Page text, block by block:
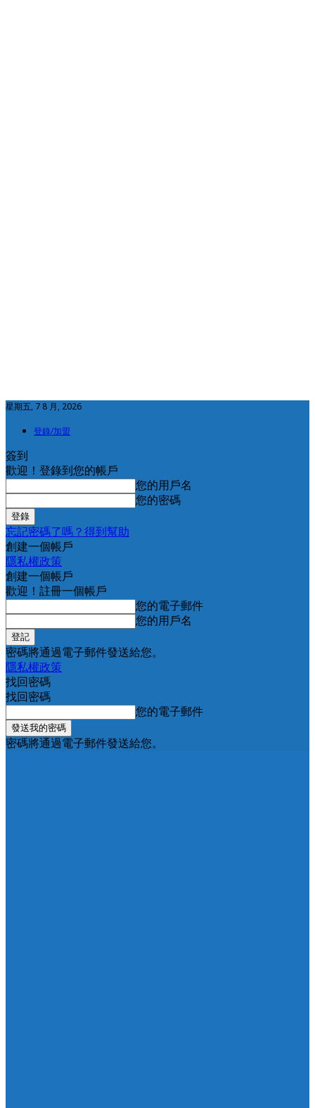
星期五, 7 8 月, 2026
登錄/加盟
簽到
歡迎！登錄到您的帳戶
您的用戶名
您的密碼
忘記密碼了嗎？得到幫助
創建一個帳戶
隱私權政策
創建一個帳戶
歡迎！註冊一個帳戶
您的電子郵件
您的用戶名
密碼將通過電子郵件發送給您。
隱私權政策
找回密碼
找回密碼
您的電子郵件
密碼將通過電子郵件發送給您。